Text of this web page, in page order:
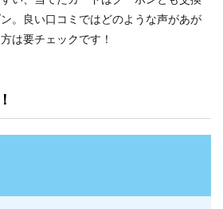
。良い口コミではどのような声があが
は要チェックです！